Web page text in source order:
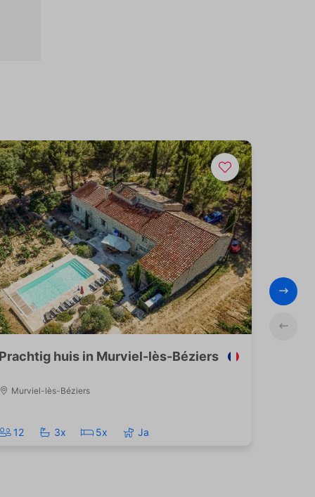
Prachtig huis in Murviel-lès-Béziers
Murviel-lès-Béziers
12 3x 5x Ja